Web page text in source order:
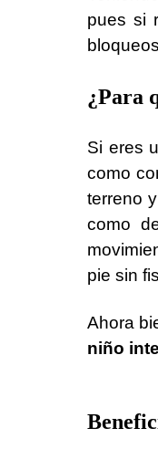
pues si
¿Para
Si eres
como
terreno
como
pie sin
Ahora
niño